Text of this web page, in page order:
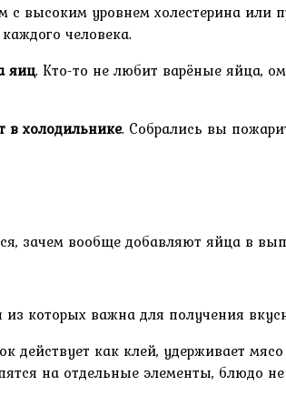
высоким уровнем холестерина или
человека.
яиц. Кто-то не любит варёные яйца,
в холодильнике. Собрались вы
зачем вообще добавляют яйца в
которых важна для получения
действует как клей, удерживает
на отдельные элементы, блюдо